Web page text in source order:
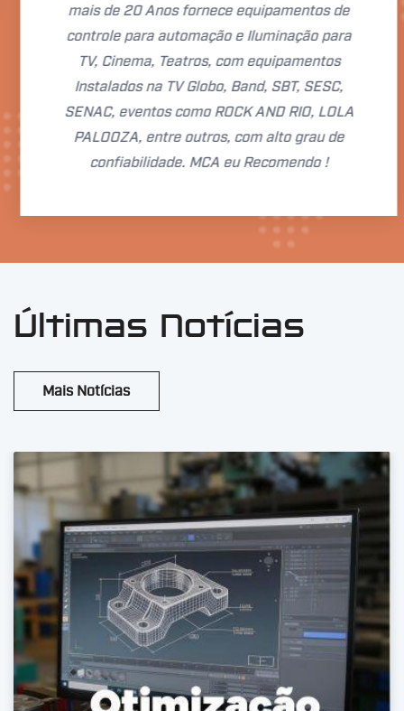
mais de 20 Anos fornece equipamentos de
controle para automação e Iluminação para
TV, Cinema, Teatros, com equipamentos
Instalados na TV Globo, Band, SBT, SESC,
SENAC, eventos como ROCK AND RIO, LOLA
PALOOZA, entre outros, com alto grau de
confiabilidade. MCA eu Recomendo !
Últimas Notícias
Mais Notícias